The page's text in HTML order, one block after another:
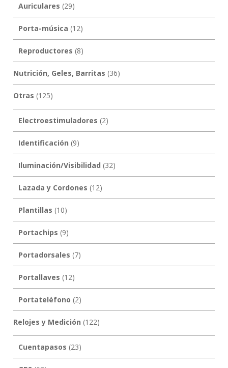
Auriculares (29)
Porta-música (12)
Reproductores (8)
Nutrición, Geles, Barritas (36)
Otras (125)
Electroestimuladores (2)
Identificación (9)
Iluminación/Visibilidad (32)
Lazada y Cordones (12)
Plantillas (10)
Portachips (9)
Portadorsales (7)
Portallaves (12)
Portateléfono (2)
Relojes y Medición (122)
Cuentapasos (23)